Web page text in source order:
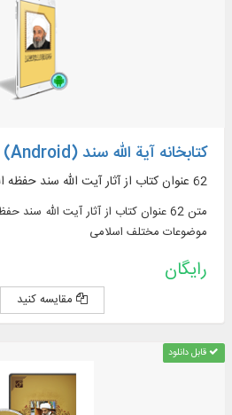
کتابخانه آیة الله سند (Android)
62 عنوان کتاب از آثار آیت الله سند حفظه الله
متن 62 عنوان کتاب از آثار آیت الله سند
موضوعات مختلف اسلامی
رایگان
مقایسه کنید
قابل دانلود